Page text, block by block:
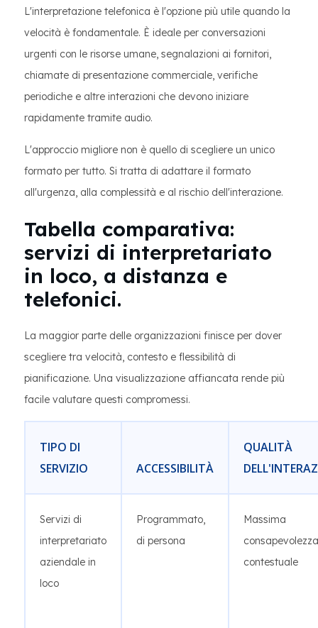
L'interpretazione telefonica è l'opzione più utile quando la
velocità è fondamentale. È ideale per conversazioni
urgenti con le risorse umane, segnalazioni ai fornitori,
chiamate di presentazione commerciale, verifiche
periodiche e altre interazioni che devono iniziare
rapidamente tramite audio.
L'approccio migliore non è quello di scegliere un unico
formato per tutto. Si tratta di adattare il formato
all'urgenza, alla complessità e al rischio dell'interazione.
Tabella comparativa:
servizi di interpretariato
in loco, a distanza e
telefonici.
La maggior parte delle organizzazioni finisce per dover
scegliere tra velocità, contesto e flessibilità di
pianificazione. Una visualizzazione affiancata rende più
facile valutare questi compromessi.
TIPO DI
SERVIZIO
ACCESSIBILITÀ
QUALITÀ
Servizi di
interpretariato
aziendale in
loco
Programmato,
di persona
Massima
consapevolezza
contestuale